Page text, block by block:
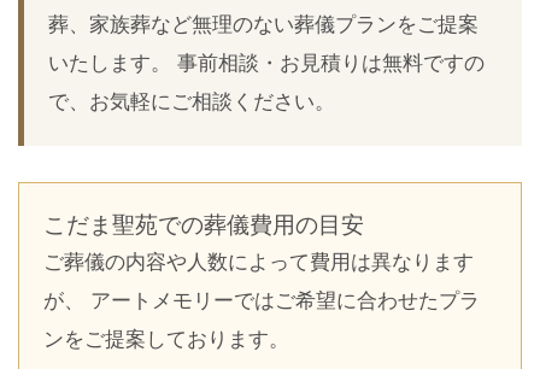
葬、家族葬など無理のない葬儀プランをご提案
いたします。 事前相談・お見積りは無料ですの
で、お気軽にご相談ください。
こだま聖苑での葬儀費用の目安
ご葬儀の内容や人数によって費用は異なります
が、 アートメモリーではご希望に合わせたプラ
ンをご提案しております。